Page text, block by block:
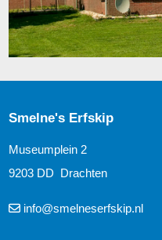
Smelne's Erfskip
Museumplein 2
9203 DD Drachten
info@smelneserfskip.nl